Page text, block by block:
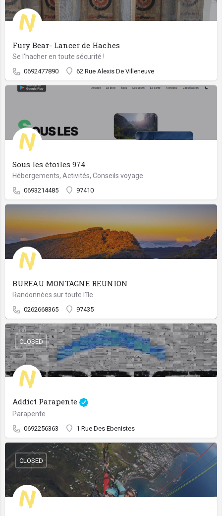
Fury Bear- Lancer de Haches
Se l'hacher en toute sécurité !
0692477890 62 Rue Alexis De Villeneuve
Sous les étoiles 974
Hébergements, Activités, Conseils voyage
0693214485 97410
BUREAU MONTAGNE REUNION
Randonnées sur toute l'île
0262668365 97435
Addict Parapente
Parapente
0692256363 1 Rue Des Ebenistes
CLOSED
CLOSED